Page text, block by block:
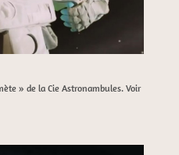
» de la Cie Astronambules. Voir